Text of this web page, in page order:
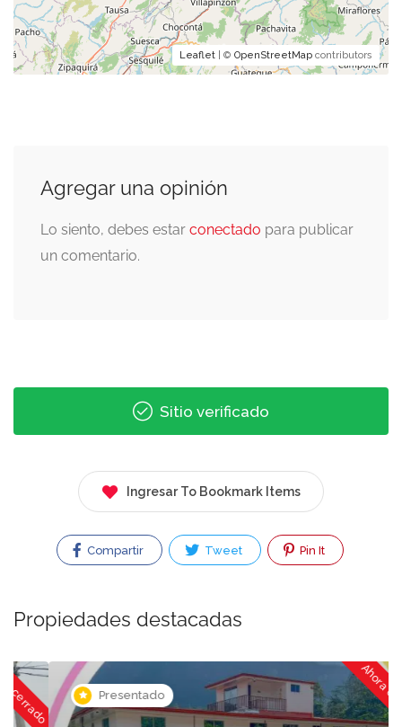
Leaflet | © OpenStreetMap contributors
Agregar una opinión
Lo siento, debes estar conectado para publicar
un comentario.
Sitio verificado
Ingresar To Bookmark Items
Compartir Tweet Pin It
Propiedades destacadas
Presentado Ahora cerrado